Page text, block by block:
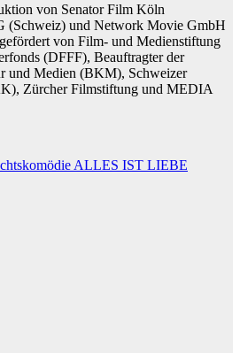
von Senator Film Köln
(Schweiz) und Network Movie GmbH
von Film- und Medienstiftung
(DFFF), Beauftragter der
und Medien (BKM), Schweizer
Zürcher Filmstiftung und MEDIA
ALLES IST LIEBE